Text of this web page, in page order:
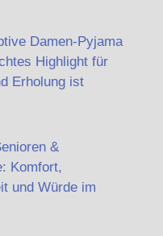
Damen-Pyjama
Highlight für
Erholung ist
&
Komfort,
und Würde im